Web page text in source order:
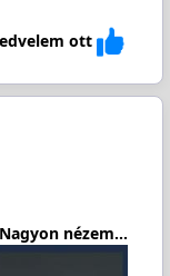
ott
Nagyon nézem...